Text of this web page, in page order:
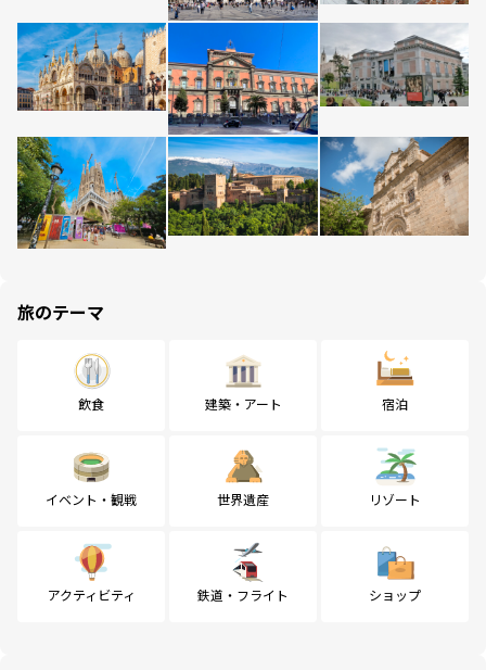
旅のテーマ
飲食 建築・アート 宿泊
イベント・観戦 世界遺産 リゾート
アクティビティ 鉄道・フライト ショップ